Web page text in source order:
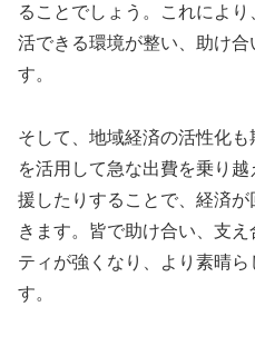
ることでしょう。これによ
活できる環境が整い、助け
す。
そして、地域経済の活性化
を活用して急な出費を乗り
援したりすることで、経済
きます。皆で助け合い、支
ティが強くなり、より素晴
す。